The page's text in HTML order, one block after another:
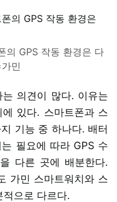
의 GPS 작동 환경은 다
민
의견이 많다. 이유는
있다. 스마트폰과 스
기능 중 하나다. 배터
필요에 따라 GPS 수
다른 곳에 배분한다.
가민 스마트워치와 스
적으로 다르다.